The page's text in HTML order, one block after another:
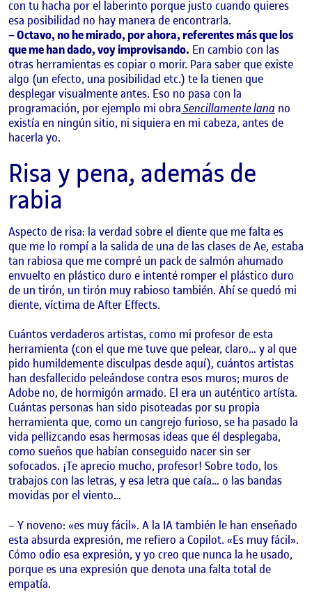
con tu hacha por el laberinto porque justo cuando quieres
esa posibilidad no hay manera de encontrarla.
– Octavo, no he mirado, por ahora, referentes más que los
que me han dado, voy improvisando. En cambio con las
otras herramientas es copiar o morir. Para saber que existe
algo (un efecto, una posibilidad etc.) te la tienen que
desplegar visualmente antes. Eso no pasa con la
programación, por ejemplo mi obraSencillamente lana no
existía en ningún sitio, ni siquiera en mi cabeza, antes de
hacerla yo.
Risa y pena, además de
rabia
Aspecto de risa: la verdad sobre el diente que me falta es
que me lo rompí a la salida de una de las clases de Ae, estaba
tan rabiosa que me compré un pack de salmón ahumado
envuelto en plástico duro e intenté romper el plástico duro
de un tirón, un tirón muy rabioso también. Ahí se quedó mi
diente, víctima de After Effects.
Cuántos verdaderos artistas, como mi profesor de esta
herramienta (con el que me tuve que pelear, claro… y al que
pido humildemente disculpas desde aquí), cuántos artistas
han desfallecido peleándose contra esos muros; muros de
Adobe no, de hormigón armado. El era un auténtico artísta.
Cuántas personas han sido pisoteadas por su propia
herramienta que, como un cangrejo furioso, se ha pasado la
vida pellizcando esas hermosas ideas que él desplegaba,
como sueños que habían conseguido nacer sin ser
sofocados. ¡Te aprecio mucho, profesor! Sobre todo, los
trabajos con las letras, y esa letra que caía… o las bandas
movidas por el viento…
– Y noveno: «es muy fácil». A la IA también le han enseñado
esta absurda expresión, me refiero a Copilot. «Es muy fácil».
Cómo odio esa expresión, y yo creo que nunca la he usado,
porque es una expresión que denota una falta total de
empatía.